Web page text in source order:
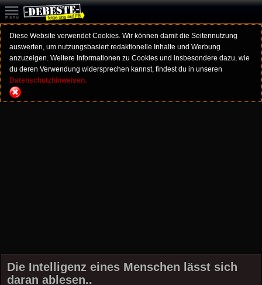
Diese Website verwendet Cookies. Wir können damit die Seitennutzung
auswerten, um nutzungsbasiert redaktionelle Inhalte und Werbung
anzuzeigen. Weitere Informationen zu Cookies und insbesondere dazu, wie
du deren Verwendung widersprechen kannst, findest du in unseren
Datenschutzhinweisen.
Die Intelligenz eines Menschen lässt sich
daran ablesen..